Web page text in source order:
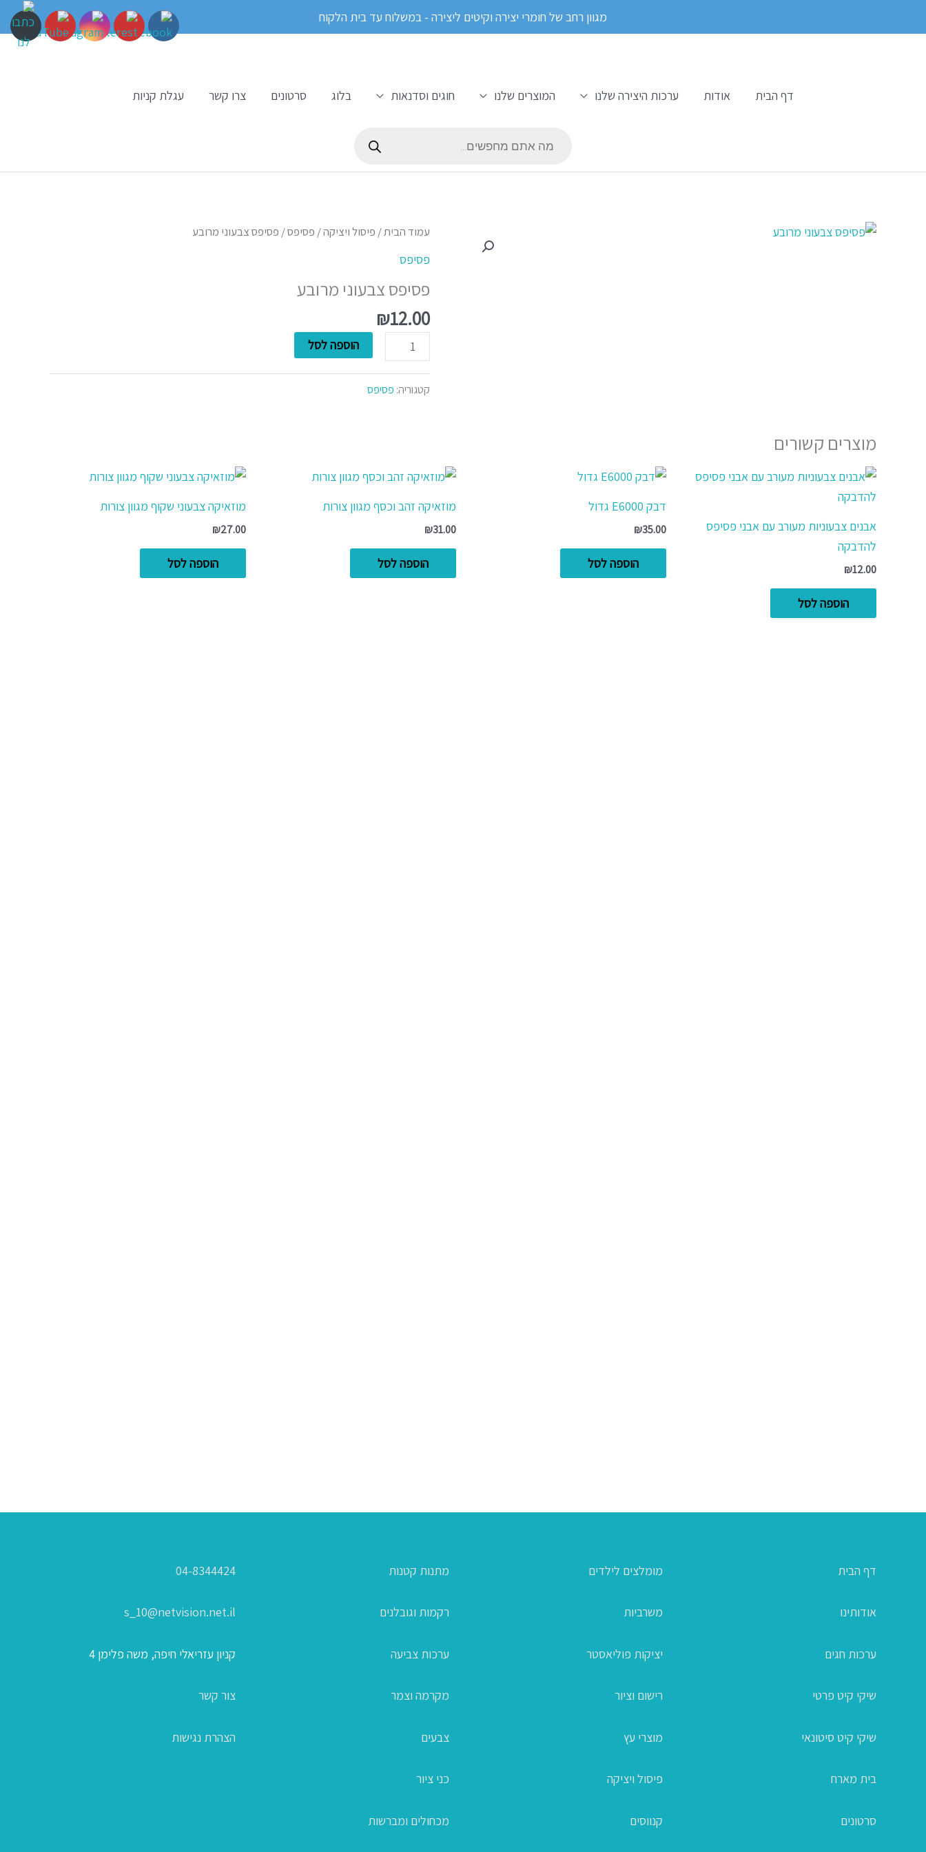
מגוון רחב של חומרי יצירה וקיטים ליצירה - במשלוח עד בית הלקוח
דף הבית אודות ערכות היצירה שלנו המוצרים שלנו חוגים וסדנאות בלוג סרטונים צרו קשר
עגלת קניות
עמוד הבית/ פיסול ויציקה/ פסיפס/ פסיפס צבעוני מרובע
פסיפס
פסיפס צבעוני מרובע
₪12.00
כמות
צבעוני
מרובע
הוספה לסל
קטגוריה: פסיפס
מוצרים קשורים
אבנים צבעוניות מעורב עם אבני פסיפס
להדבקה
₪12.00
הוספה לסל
דבק E6000 גדול
₪35.00
הוספה לסל
מוזאיקה זהב וכסף מגוון צורות
₪31.00
הוספה לסל
מוזאיקה צבעוני שקוף מגוון צורות
₪27.00
הוספה לסל
דף הבית
אודותינו
ערכות חגים
שיקי קיט פרטי
שיקי קיט סיטונאי
בית מארח
סרטונים
מומלצים לילדים
משרביות
יציקות פוליאסטר
רישום וציור
מוצרי עץ
פיסול ויציקה
קנווסים
מתנות קטנות
רקמות וגובלנים
ערכות צביעה
מקרמה וצמר
צבעים
כני ציור
מכחולים ומברשות
04-8344424
s_10@netvision.net.il
קניון עזריאלי חיפה, משה פלימן 4
צור קשר
הצהרת נגישות